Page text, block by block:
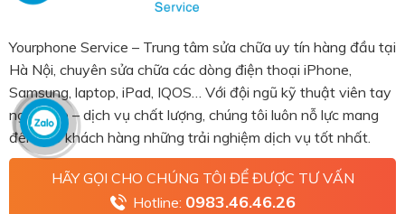
Yourphone Service – Trung tâm sửa chữa uy tín hàng đầu tại
Hà Nội, chuyên sửa chữa các dòng điện thoại iPhone,
Samsung, laptop, iPad, IQOS… Với đội ngũ kỹ thuật viên tay
nghề cao – dịch vụ chất lượng, chúng tôi luôn nỗ lực mang
đến cho khách hàng những trải nghiệm dịch vụ tốt nhất.
HÃY GỌI CHO CHÚNG TÔI ĐỂ ĐƯỢC TƯ VẤN
Hotline: 0983.46.46.26